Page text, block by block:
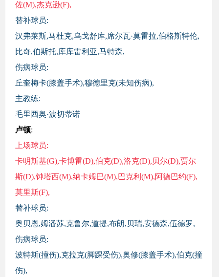
佐(M),杰克逊(F),
替补球员:
汉弗莱斯,马杜克,乌戈舒库,席尔瓦·莫雷拉,伯格斯特伦,
比奇,伯斯托,库库雷利亚,马特森,
伤病球员:
丘奎梅卡(膝盖手术),穆德里克(未知伤病),
主教练:
毛里西奥·波切蒂诺
卢顿:
上场球员:
卡明斯基(G),卡博雷(D),伯克(D),洛克(D),贝尔(D),贾尔
斯(D),钟塔西(M),纳卡姆巴(M),巴克利(M),阿德巴约(F),
莫里斯(F),
替补球员:
奥贝恩,姆潘苏,克鲁尔,道提,布朗,贝瑞,安德森,伍德罗,
伤病球员:
波特斯(撞伤),克拉克(脚踝受伤),奥修(膝盖手术),伯克(撞
伤),